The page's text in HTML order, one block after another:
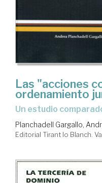
Las "acciones
ordenamiento
un estudio
Planchadell Gargallo,
Editorial Tirant lo Blanch.